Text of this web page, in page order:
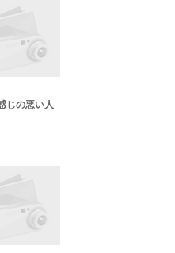
じの悪い人